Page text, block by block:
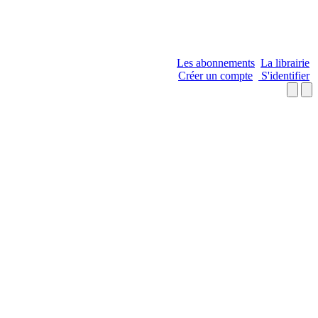
Les abonnements La librairie
Créer un compte
S'identifier